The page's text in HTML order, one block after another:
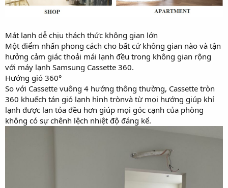
Mát lạnh dễ chịu thách thức không gian lớn
Một điểm nhấn phong cách cho bất cứ không gian nào và tận
hưởng cảm giác thoải mái lạnh đều trong không gian rộng
với máy lạnh Samsung Cassette 360.
Hướng gió 360°
So với Cassette vuông 4 hướng thông thường, Cassette tròn
360 khuếch tán gió lạnh hình trònvà từ mọi hướng giúp khí
lạnh được lan tỏa đều hơn giúp mọi góc cạnh của phòng
không có sự chênh lệch nhiệt độ đáng kể.